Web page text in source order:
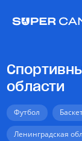
области
Футбол
Ленинградская